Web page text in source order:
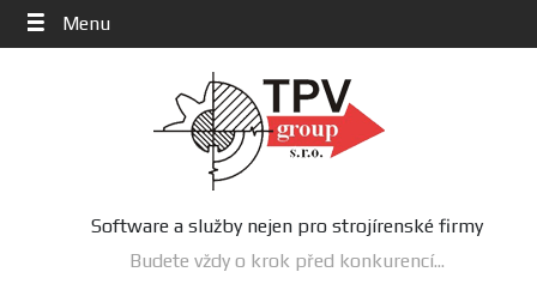
Menu
Software a služby nejen pro strojírenské firmy
Budete vždy o krok před konkurencí...